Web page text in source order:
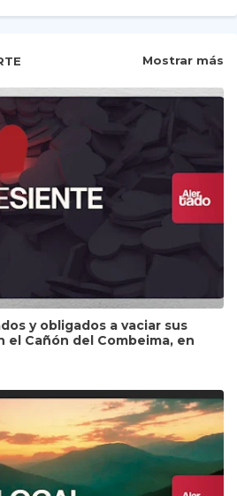
Mostrar más
y obligados a vaciar sus
el Cañón del Combeima, en